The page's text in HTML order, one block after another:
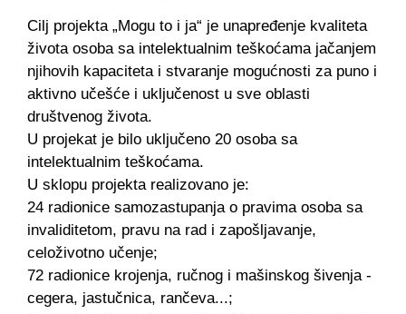
Cilj projekta „Mogu to i ja“ je unapređenje kvaliteta
života osoba sa intelektualnim teškoćama jačanjem
njihovih kapaciteta i stvaranje mogućnosti za puno i
aktivno učešće i uključenost u sve oblasti
društvenog života.
U projekat je bilo uključeno 20 osoba sa
intelektualnim teškoćama.
U sklopu projekta realizovano je:
24 radionice samozastupanja o pravima osoba sa
invaliditetom, pravu na rad i zapošljavanje,
celoživotno učenje;
72 radionice krojenja, ručnog i mašinskog šivenja -
cegera, jastučnica, rančeva...;